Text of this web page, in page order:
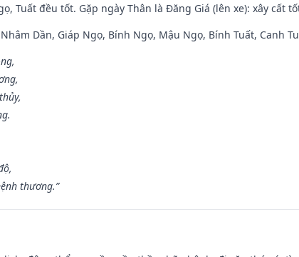
Tuất đều tốt. Gặp ngày Thân là Đăng Giá (lên xe): xây cất
Dần, Giáp Ngọ, Bính Ngọ, Mậu Ngọ, Bính Tuất, Canh
thương.”